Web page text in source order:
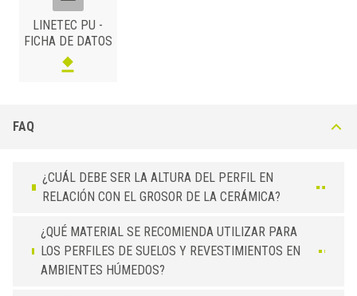
LATÓN
PU 10 OL
LINETEC PU -
FICHA DE DATOS
FAQ
¿CUÁL DEBE SER LA ALTURA DEL PERFIL EN
RELACIÓN CON EL GROSOR DE LA CERÁMICA?
¿QUÉ MATERIAL SE RECOMIENDA UTILIZAR PARA
LOS PERFILES DE SUELOS Y REVESTIMIENTOS EN
AMBIENTES HÚMEDOS?